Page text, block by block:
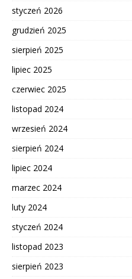
styczeń 2026
grudzień 2025
sierpień 2025
lipiec 2025
czerwiec 2025
listopad 2024
wrzesień 2024
sierpień 2024
lipiec 2024
marzec 2024
luty 2024
styczeń 2024
listopad 2023
sierpień 2023